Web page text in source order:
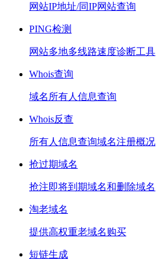
网站IP地址/同IP网站查询
PING检测
网站多地多线路速度诊断工具
Whois查询
域名所有人信息查询
Whois反查
所有人信息查询域名注册概况
抢过期域名
抢注即将到期域名和删除域名
淘老域名
提供高权重老域名购买
短链生成